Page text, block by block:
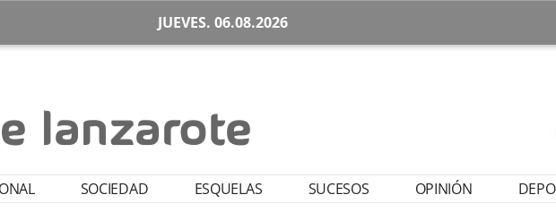
JUEVES. 06.08.2026
SOCIEDAD ESQUELAS SUCESOS OPINIÓN